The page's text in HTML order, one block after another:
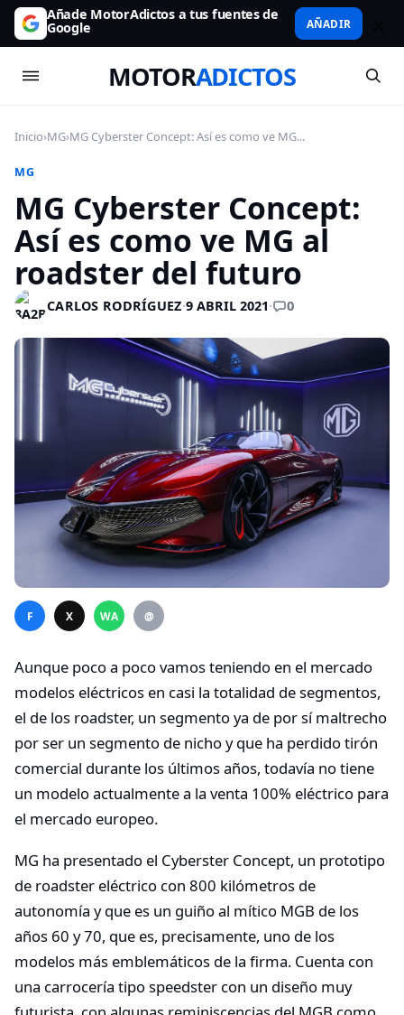
Añade MotorAdictos a tus fuentes de
Google AÑADIR
MOTORADICTOS
Inicio›MG›MG Cyberster Concept: Así es como ve MG...
MG
MG Cyberster Concept:
Así es como ve MG al
roadster del futuro
CARLOS RODRÍGUEZ·9 ABRIL 2021· 0
F X WA @
Aunque poco a poco vamos teniendo en el mercado
modelos eléctricos en casi la totalidad de segmentos,
el de los roadster, un segmento ya de por sí maltrecho
por ser un segmento de nicho y que ha perdido tirón
comercial durante los últimos años, todavía no tiene
un modelo actualmente a la venta 100% eléctrico para
el mercado europeo.
MG ha presentado el Cyberster Concept, un prototipo
de roadster eléctrico con 800 kilómetros de
autonomía y que es un guiño al mítico MGB de los
años 60 y 70, que es, precisamente, uno de los
modelos más emblemáticos de la firma. Cuenta con
una carrocería tipo speedster con un diseño muy